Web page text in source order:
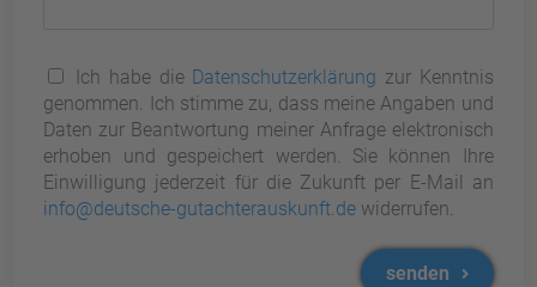
Ich habe die Datenschutzerklärung zur Kenntnis
genommen. Ich stimme zu, dass meine Angaben und
Daten zur Beantwortung meiner Anfrage elektronisch
erhoben und gespeichert werden. Sie können Ihre
Einwilligung jederzeit für die Zukunft per E-Mail an
info@deutsche-gutachterauskunft.de widerrufen.
senden